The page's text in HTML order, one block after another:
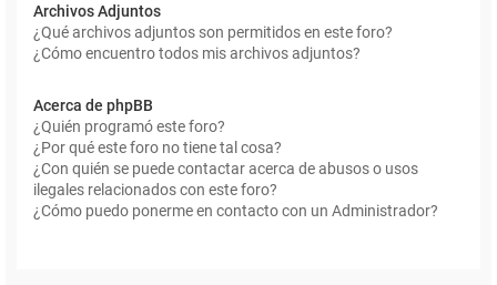
Archivos Adjuntos
¿Qué archivos adjuntos son permitidos en este foro?
¿Cómo encuentro todos mis archivos adjuntos?
Acerca de phpBB
¿Quién programó este foro?
¿Por qué este foro no tiene tal cosa?
¿Con quién se puede contactar acerca de abusos o usos
ilegales relacionados con este foro?
¿Cómo puedo ponerme en contacto con un Administrador?